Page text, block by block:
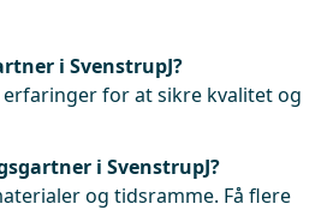
i SvenstrupJ?
for at sikre kvalitet og
i SvenstrupJ?
og tidsramme. Få flere